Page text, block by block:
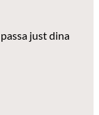
just dina